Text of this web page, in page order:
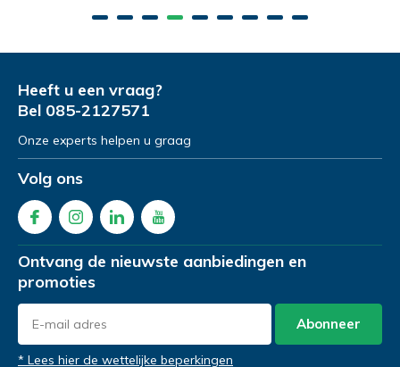
Heeft u een vraag?
Bel 085-2127571
Onze experts helpen u graag
Volg ons
Ontvang de nieuwste aanbiedingen en
promoties
Abonneer
* Lees hier de wettelijke beperkingen